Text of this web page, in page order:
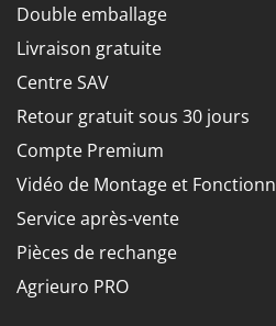
T
Taille-haies
Taille-haies à bras pour
Tarières
Tondeuses à Gazon
Tondeuses autoportées
Tondeuses
Trancheuses
Keter
KitchenAid
Komo
L
Laica
Lampacrescia - MGM
Landxcape
LAR Casalinghi
Lavor
Double emballage
Livraison gratuite
Centre SAV
Retour gratuit sous 30 jours
Compte Premium
Vidéo de Montage et
Service après-vente
Pièces de rechange
Agrieuro PRO